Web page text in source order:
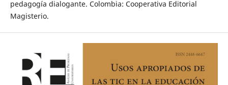
pedagogía dialogante. Colombia: Cooperativa Editorial
Magisterio.